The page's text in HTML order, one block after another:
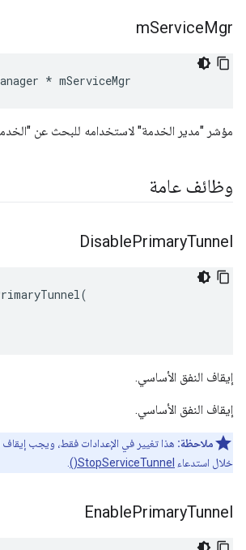
mServiceMgr
* mServiceMgr
مؤشر "مدير الخدمة" لاستخدامه للبحث عن
وظائف عامة
DisablePrimaryTunnel
إيقاف النفق الأساسي.
إيقاف النفق الأساسي.
ملاحظة: هذا تغيير في الإعدادات فقط، ويجب
خلال استدعاء StopServiceTunnel()
EnablePrimaryTunnel